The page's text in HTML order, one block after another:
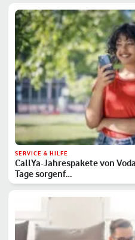
SERVICE & HILFE
CallYa-Jahrespakete von
Tage sorgenf…